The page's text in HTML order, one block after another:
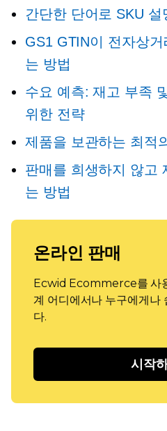
간단한 단어로 SKU 설
GS1 GTIN이 전자상
는 방법
수요 예측: 재고 부족
위한 전략
제품을 보관하는 최적
판매를 희생하지 않고
는 방법
온라인 판매
Ecwid Ecommerce를 사
계 어디에서나 누구에게나
다.
시작